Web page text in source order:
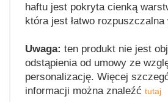
haftu jest pokryta cienką
która jest łatwo rozpuszczalna
Uwaga: ten produkt nie jest
odstąpienia od umowy ze
personalizację. Więcej
informacji można znaleźć tutaj